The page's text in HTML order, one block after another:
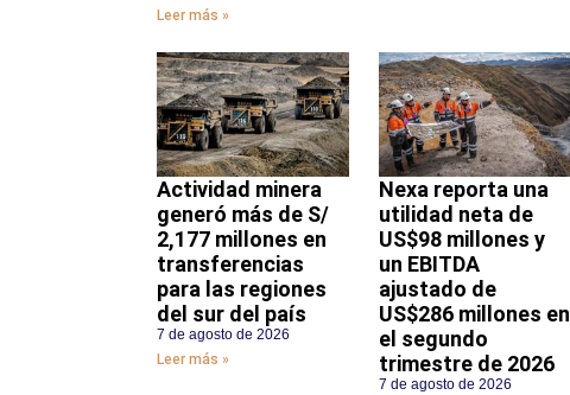
Leer más »
Actividad minera
generó más de S/
2,177 millones en
transferencias
para las regiones
del sur del país
7 de agosto de 2026
Leer más »
Nexa reporta una
utilidad neta de
US$98 millones y
un EBITDA
ajustado de
US$286 millones en
el segundo
trimestre de 2026
7 de agosto de 2026